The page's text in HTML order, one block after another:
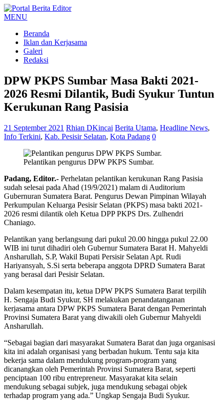
MENU
Beranda
Iklan dan Kerjasama
Galeri
Redaksi
DPW PKPS Sumbar Masa Bakti 2021-
2026 Resmi Dilantik, Budi Syukur Tuntun
Kerukunan Rang Pasisia
21 September 2021 Rhian DKincai Berita Utama, Headline News,
Info Terkini, Kab. Pesisir Selatan, Kota Padang 0
Pelantikan pengurus DPW PKPS Sumbar.
Padang, Editor.- Perhelatan pelantikan kerukunan Rang Pasisia
sudah selesai pada Ahad (19/9/2021) malam di Auditorium
Gubernuran Sumatera Barat. Pengurus Dewan Pimpinan Wilayah
Perkumpulan Keluarga Pesisir Selatan (PKPS) masa bakti 2021-
2026 resmi dilantik oleh Ketua DPP PKPS Drs. Zulhendri
Chaniago.
Pelantikan yang berlangsung dari pukul 20.00 hingga pukul 22.00
WIB ini turut dihadiri oleh Gubernur Sumatera Barat H. Mahyeldi
Ansharullah, S.P, Wakil Bupati Persisir Selatan Apt. Rudi
Hariyansyah, S.Si serta beberapa anggota DPRD Sumatera Barat
yang berasal dari Pesisir Selatan.
Dalam kesempatan itu, ketua DPW PKPS Sumatera Barat terpilih
H. Sengaja Budi Syukur, SH melakukan penandatanganan
kerjasama antara DPW PKPS Sumatera Barat dengan Pemerintah
Provinsi Sumatera Barat yang diwakili oleh Gubernur Mahyeldi
Ansharullah.
“Sebagai bagian dari masyarakat Sumatera Barat dan juga organisasi
kita ini adalah organisasi yang berbadan hukum. Tentu saja kita
bekerja sama dalam mendukung program-program yang
dicanangkan oleh Pemerintah Provinsi Sumatera Barat, seperti
penciptaan 100 ribu entrepreneur. Masyarakat kita selain
mendukung sebagai subjek, juga mendukung sebagai objek
terhadap program yang ada.” Ungkap Sengaja Budi Syukur.